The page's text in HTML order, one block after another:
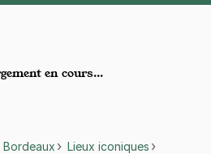
en cours…
Bordeaux
Lieux iconiques